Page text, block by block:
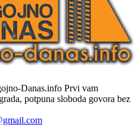
Danas.info Prvi vam
potpuna sloboda govora bez